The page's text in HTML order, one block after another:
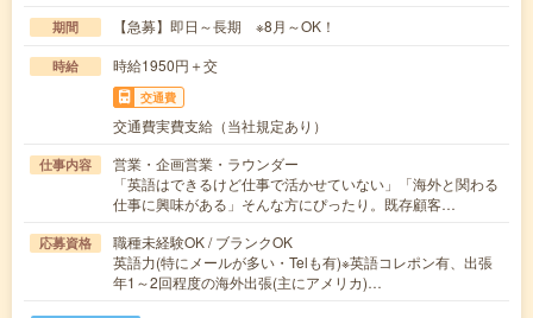
期間 【急募】即日～長期 ※8月～OK！
時給 時給1950円＋交
交通費
交通費実費支給（当社規定あり）
仕事内容
営業・企画営業・ラウンダー
「英語はできるけど仕事で活かせていない」「海外と関わる
仕事に興味がある」そんな方にぴったり。既存顧客…
応募資格
職種未経験OK / ブランクOK
英語力(特にメールが多い・Telも有)※英語コレポン有、出張
年1～2回程度の海外出張(主にアメリカ)…